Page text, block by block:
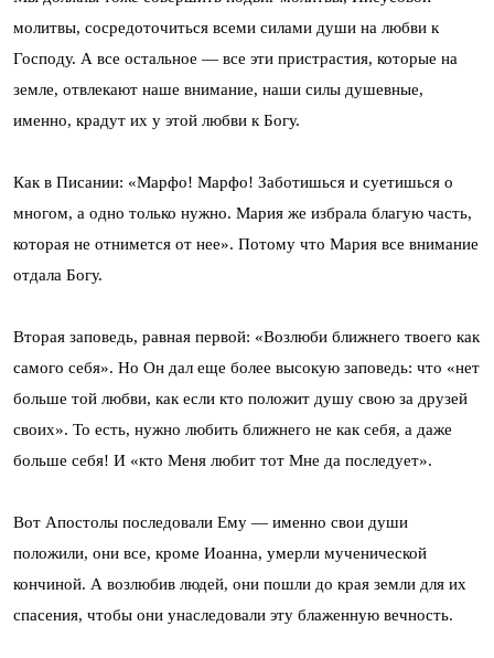
молитвы, сосредоточиться всеми силами души на любви к
Господу. А все остальное — все эти пристрастия, которые на
земле, отвлекают наше внимание, наши силы душевные,
именно, крадут их у этой любви к Богу.
Как в Писании: «Марфо! Марфо! Заботишься и суетишься о
многом, а одно только нужно. Мария же избрала благую часть,
которая не отнимется от нее». Потому что Мария все внимание
отдала Богу.
Вторая заповедь, равная первой: «Возлюби ближнего твоего как
самого себя». Но Он дал еще более высокую заповедь: что «нет
больше той любви, как если кто положит душу свою за друзей
своих». То есть, нужно любить ближнего не как себя, а даже
больше себя! И «кто Меня любит тот Мне да последует».
Вот Апостолы последовали Ему — именно свои души
положили, они все, кроме Иоанна, умерли мученической
кончиной. А возлюбив людей, они пошли до края земли для их
спасения, чтобы они унаследовали эту блаженную вечность.